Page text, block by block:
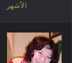
الأشهر